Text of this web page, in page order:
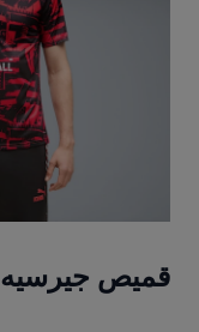
قميص جيرسيه AC Milan للإحماء للرجال